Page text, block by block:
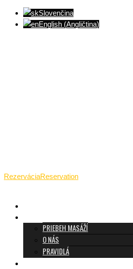
Slovenčina
English (Angličtina)
RezerváciaReservation
PRIEBEH MASÁŽÍ
O NÁS
PRAVIDLÁ